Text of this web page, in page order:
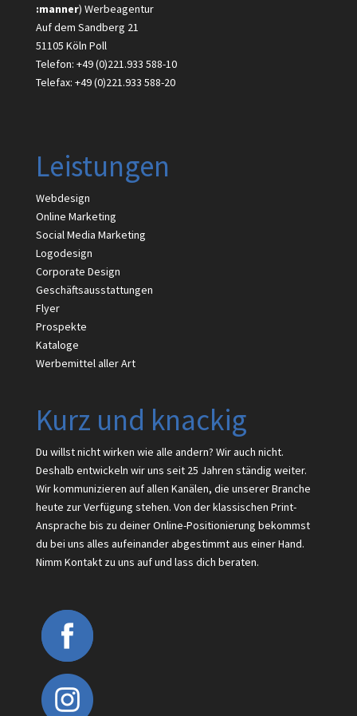
:manner) Werbeagentur
Auf dem Sandberg 21
51105 Köln Poll
Telefon: +49 (0)221.933 588-10
Telefax: +49 (0)221.933 588-20
Leistungen
Webdesign
Online Marketing
Social Media Marketing
Logodesign
Corporate Design
Geschäftsausstattungen
Flyer
Prospekte
Kataloge
Werbemittel aller Art
Kurz und knackig
Du willst nicht wirken wie alle andern? Wir auch nicht.
Deshalb entwickeln wir uns seit 25 Jahren ständig weiter.
Wir kommunizieren auf allen Kanälen, die unserer Branche
heute zur Verfügung stehen. Von der klassischen Print-
Ansprache bis zu deiner Online-Positionierung bekommst
du bei uns alles aufeinander abgestimmt aus einer Hand.
Nimm Kontakt zu uns auf und lass dich beraten.